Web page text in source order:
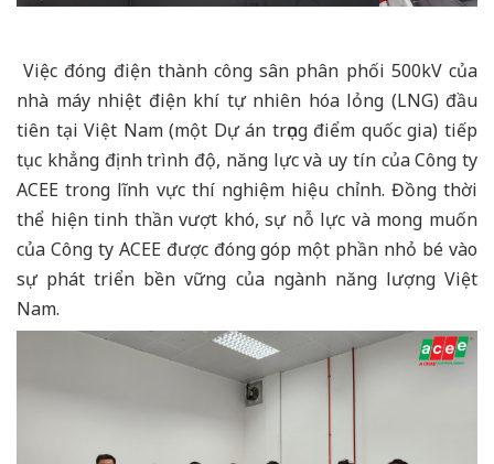
Việc đóng điện thành công sân phân phối 500kV của
nhà máy nhiệt điện khí tự nhiên hóa lỏng (LNG) đầu
tiên tại Việt Nam (một Dự án trọng điểm quốc gia) tiếp
tục khẳng định trình độ, năng lực và uy tín của Công ty
ACEE trong lĩnh vực thí nghiệm hiệu chỉnh. Đồng thời
thể hiện tinh thần vượt khó, sự nỗ lực và mong muốn
của Công ty ACEE được đóng góp một phần nhỏ bé vào
sự phát triển bền vững của ngành năng lượng Việt
Nam.